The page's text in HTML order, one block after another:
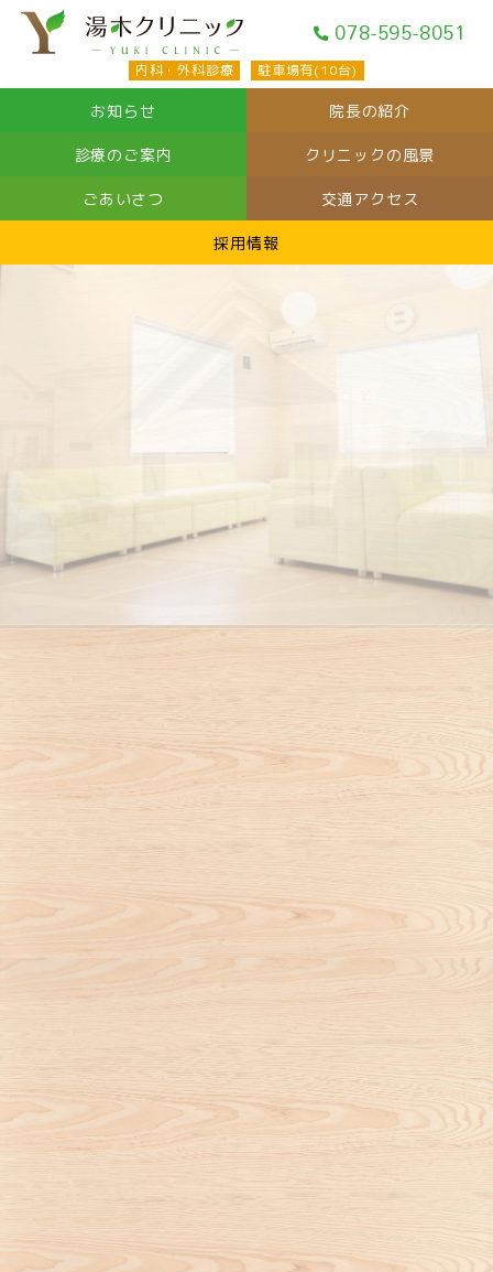
078-595-8051
内科・外科診療 駐車場有(10台)
お知らせ
診療のご案内
ごあいさつ
院長の紹介
クリニックの風景
交通アクセス
採用情報